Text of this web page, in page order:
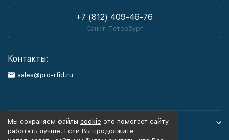
+7 (812) 409-46-76
Санкт-Петербург
Контакты:
sales@pro-rfid.ru
Каталог товаров
Мы сохраняем файлы cookie это помогает сайту
работать лучше. Если Вы продолжите